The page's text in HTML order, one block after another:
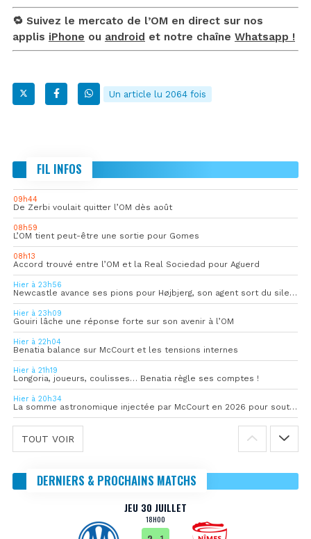
🔁 Suivez le mercato de l’OM en direct sur nos
applis iPhone ou android et notre chaîne Whatsapp !
Un article lu 2064 fois
FIL INFOS
09h44
De Zerbi voulait quitter l’OM dès août
08h59
L’OM tient peut-être une sortie pour Gomes
08h13
Accord trouvé entre l’OM et la Real Sociedad pour Aguerd
Hier à 23h56
Newcastle avance ses pions pour Højbjerg, son agent sort du silence
Hier à 23h09
Gouiri lâche une réponse forte sur son avenir à l’OM
Hier à 22h04
Benatia balance sur McCourt et les tensions internes
Hier à 21h19
Longoria, joueurs, coulisses… Benatia règle ses comptes !
Hier à 20h34
La somme astronomique injectée par McCourt en 2026 pour soutenir l’OM
TOUT VOIR
DERNIERS & PROCHAINS MATCHS
JEU 30 JUILLET
18H00